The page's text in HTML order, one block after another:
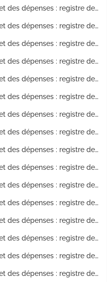
Livre de compte des recettes et des dépenses : registre des comptes ouverts sur les allocations de dépenses pour l'année 1809
Livre de compte des recettes et des dépenses : registre des comptes ouverts sur les allocations de dépenses pour l'année 1810
Livre de compte des recettes et des dépenses : registre des comptes ouverts sur les allocations de dépenses pour l'année 1811
Livre de compte des recettes et des dépenses : registre des comptes ouverts sur les allocations de dépenses pour l'année 1812
Livre de compte des recettes et des dépenses : registre des comptes ouverts sur les allocations de dépenses pour l'année 1813
Livre de compte des recettes et des dépenses : registre des comptes ouverts sur les allocations de dépenses pour l'année 1814
Livre de compte des recettes et des dépenses : registre des comptes ouverts sur les allocations de dépenses pour l'année 1815
Livre de compte des recettes et des dépenses : registre des comptes ouverts sur les allocations de dépenses pour l'année 1816
Livre de compte des recettes et des dépenses : registre des comptes ouverts sur les allocations de dépenses pour l'année 1817
Livre de compte des recettes et des dépenses : registre des comptes ouverts sur les allocations de dépenses pour l'année 1818
Livre de compte des recettes et des dépenses : registre des comptes ouverts sur les allocations de dépenses pour l'année 1819
Livre de compte des recettes et des dépenses : registre des comptes ouverts sur les allocations de dépenses pour l'année 1820
Livre de compte des recettes et des dépenses : registre des comptes ouverts sur les allocations de dépenses pour l'année 1821
Livre de compte des recettes et des dépenses : registre des comptes ouverts sur les allocations de dépenses pour l'année 1822
Livre de compte des recettes et des dépenses : registre des comptes ouverts sur les allocations de dépenses pour l'année 1823
Livre de compte des recettes et des dépenses : registre des comptes ouverts sur les allocations de dépenses pour l'année 1825